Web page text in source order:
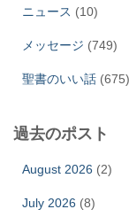
ニュース (10)
メッセージ (749)
聖書のいい話 (675)
過去のポスト
August 2026 (2)
July 2026 (8)